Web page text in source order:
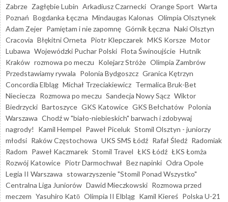
Zabrze Zagłębie Lubin Arkadiusz Czarnecki Orange Sport Warta
Poznań Bogdanka Łęczna Mindaugas Kalonas Olimpia Olsztynek
Adam Zejer Pamiętam i nie zapomnę Górnik Łęczna Naki Olsztyn
Cracovia Błękitni Orneta Piotr Klepczarek MKS Korsze Motor
Lubawa Wojewódzki Puchar Polski Flota Świnoujście Hutnik
Kraków rozmowa po meczu Kolejarz Stróże Olimpia Zambrów
Przedstawiamy rywala Polonia Bydgoszcz Granica Kętrzyn
Concordia Elbląg Michał Trzeciakiewicz Termalica Bruk-Bet
Nieciecza Rozmowa po meczu Sandecja Nowy Sącz Wiktor
Biedrzycki Bartoszyce GKS Katowice GKS Bełchatów Polonia
Warszawa Chodź w "biało-niebieskich" barwach i zdobywaj
nagrody!
Kamil Hempel Paweł Piceluk Stomil Olsztyn - juniorzy
młodsi Raków Częstochowa UKS SMS Łódź Rafał Śledź Radomiak
Radom Paweł Kaczmarek Stomil Travel ŁKS Łódź ŁKS Łomża
Rozwój Katowice Piotr Darmochwał Bez napinki Odra Opole
Legia II Warszawa stowarzyszenie "Stomil Ponad Wszystko"
Centralna Liga Juniorów Dawid Mieczkowski Rozmowa przed
meczem Yasuhiro Katō Olimpia II Elbląg Kamil Kiereś Polska U-21